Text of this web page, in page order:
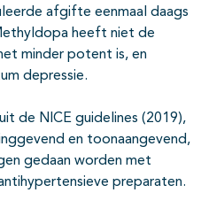
afgifte eenmaal daags
heeft niet de
minder potent is, en
depressie.
de NICE guidelines (2019),
en toonaangevend,
gedaan worden met
preparaten.